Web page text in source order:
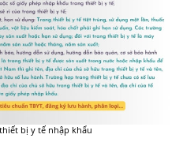
bị y tế nhập khẩu